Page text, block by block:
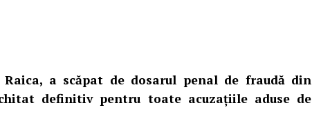
a scăpat de dosarul penal de fraudă din
definitiv pentru toate acuzațiile aduse de